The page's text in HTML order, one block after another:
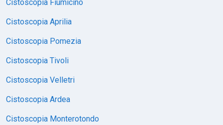
Cistoscopia Fiumicino
Cistoscopia Aprilia
Cistoscopia Pomezia
Cistoscopia Tivoli
Cistoscopia Velletri
Cistoscopia Ardea
Cistoscopia Monterotondo